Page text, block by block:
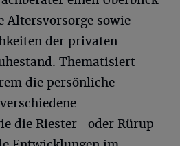
Altersvorsorge sowie
der privaten
Thematisiert
die persönliche
die Riester- oder Rürup-